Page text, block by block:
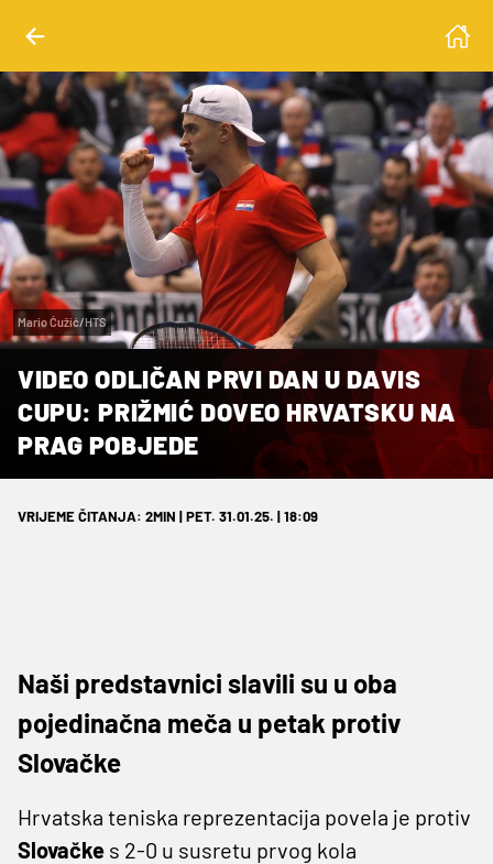
Mario Ćužić/HTS
VIDEO ODLIČAN PRVI DAN U DAVIS
CUPU: PRIŽMIĆ DOVEO HRVATSKU NA
PRAG POBJEDE
VRIJEME ČITANJA: 2MIN | PET. 31.01.25. | 18:09
Naši predstavnici slavili su u oba
pojedinačna meča u petak protiv
Slovačke
Hrvatska teniska reprezentacija povela je protiv
Slovačke s 2-0 u susretu prvog kola